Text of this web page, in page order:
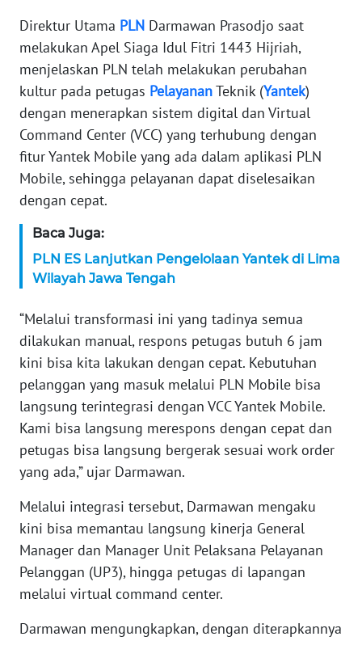
Direktur Utama PLN Darmawan Prasodjo saat
melakukan Apel Siaga Idul Fitri 1443 Hijriah,
menjelaskan PLN telah melakukan perubahan
kultur pada petugas PelayananTeknik (Yantek)
dengan menerapkan sistem digital dan Virtual
Command Center (VCC) yang terhubung dengan
fitur Yantek Mobile yang ada dalam aplikasi PLN
Mobile, sehingga pelayanan dapat diselesaikan
dengan cepat.
Baca Juga:
PLN ES Lanjutkan Pengelolaan Yantek di Lima
Wilayah Jawa Tengah
“Melalui transformasi ini yang tadinya semua
dilakukan manual, respons petugas butuh 6 jam
kini bisa kita lakukan dengan cepat. Kebutuhan
pelanggan yang masuk melalui PLN Mobile bisa
langsung terintegrasi dengan VCC Yantek Mobile.
Kami bisa langsung merespons dengan cepat dan
petugas bisa langsung bergerak sesuai work order
yang ada,” ujar Darmawan.
Melalui integrasi tersebut, Darmawan mengaku
kini bisa memantau langsung kinerja General
Manager dan Manager Unit Pelaksana Pelayanan
Pelanggan (UP3), hingga petugas di lapangan
melalui virtual command center.
Darmawan mengungkapkan, dengan diterapkannya
WN
SUMUT
WN
JAKARTA
JABAR
WN
WN
KEPRI
WN
PAPUA
WN
PAPUA
BARAT
WN
RIAU